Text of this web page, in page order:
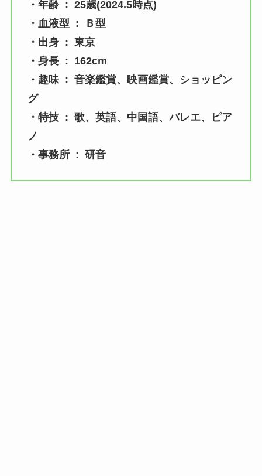
・年齢 : 25歳(2024.5時点)
・血液型 : Ｂ型
・出身 : 東京
・身長 : 162cm
・趣味 : 音楽鑑賞、映画鑑賞、ショッピン
グ
・特技 : 歌、英語、中国語、バレエ、ピア
ノ
・事務所 : 研音